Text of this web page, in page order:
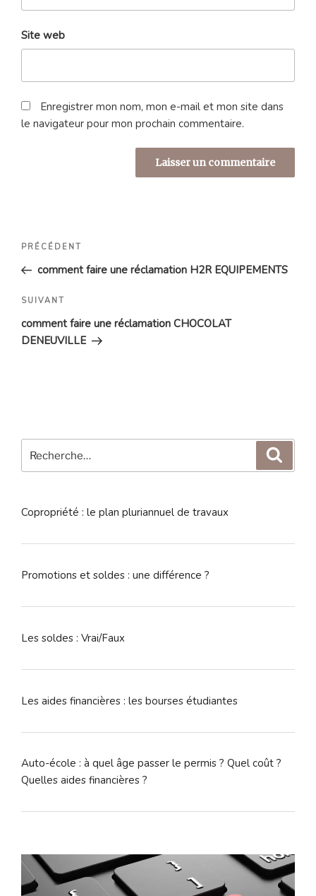
Site web
Enregistrer mon nom, mon e-mail et mon site dans
le navigateur pour mon prochain commentaire.
Navigation
l’article
Article
précédent
PRÉCÉDENT
comment faire une réclamation H2R EQUIPEMENTS
Article
suivant
SUIVANT
comment faire une réclamation CHOCOLAT
DENEUVILLE
pour
Copropriété : le plan pluriannuel de travaux
Promotions et soldes : une différence ?
Les soldes : Vrai/Faux
Les aides financières : les bourses étudiantes
Auto-école : à quel âge passer le permis ? Quel coût ?
Quelles aides financières ?